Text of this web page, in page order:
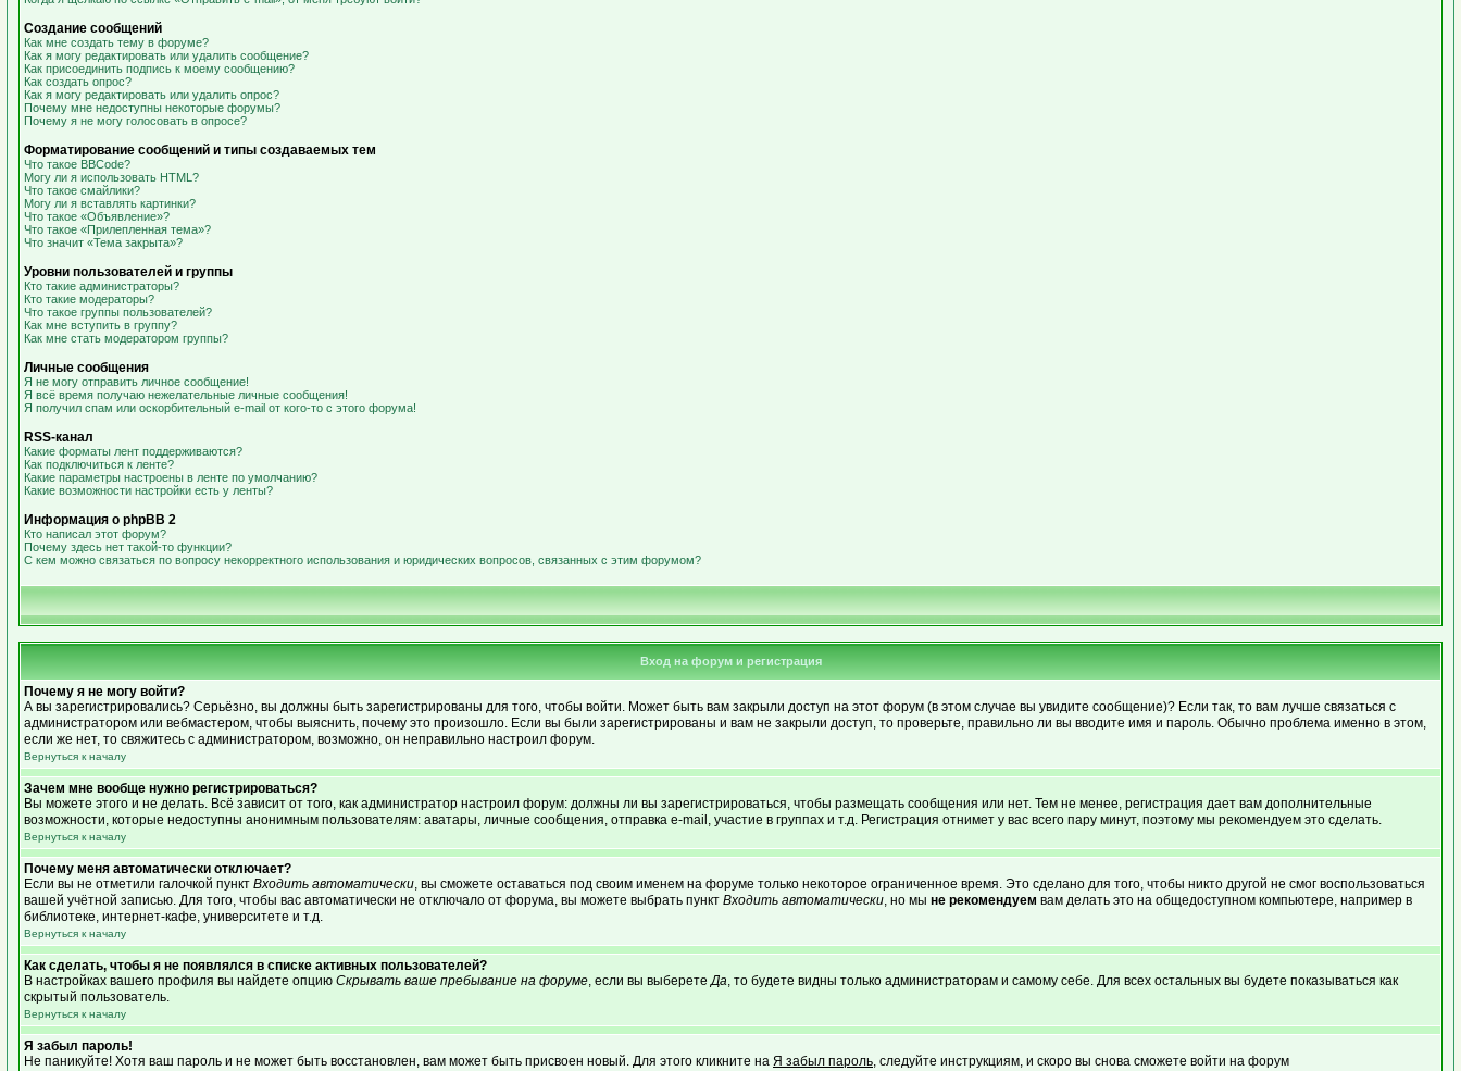
Создание сообщений
Как мне создать тему в форуме?
Как я могу редактировать или удалить сообщение?
Как присоединить подпись к моему сообщению?
Как создать опрос?
Как я могу редактировать или удалить опрос?
Почему мне недоступны некоторые форумы?
Почему я не могу голосовать в опросе?
Форматирование сообщений и типы создаваемых тем
Что такое BBCode?
Могу ли я использовать HTML?
Что такое смайлики?
Могу ли я вставлять картинки?
Что такое «Объявление»?
Что такое «Прилепленная тема»?
Что значит «Тема закрыта»?
Уровни пользователей и группы
Кто такие администраторы?
Кто такие модераторы?
Что такое группы пользователей?
Как мне вступить в группу?
Как мне стать модератором группы?
Личные сообщения
Я не могу отправить личное сообщение!
Я всё время получаю нежелательные личные сообщения!
Я получил спам или оскорбительный e-mail от кого-то с этого форума!
RSS-канал
Какие форматы лент поддерживаются?
Как подключиться к ленте?
Какие параметры настроены в ленте по умолчанию?
Какие возможности настройки есть у ленты?
Информация о phpBB 2
Кто написал этот форум?
Почему здесь нет такой-то функции?
С кем можно связаться по вопросу некорректного использования и юридических вопросов, связанных с этим форумом?
Вход на форум и регистрация
Почему я не могу войти?
А вы зарегистрировались? Серьёзно, вы должны быть зарегистрированы для того, чтобы войти. Может быть вам закрыли доступ на этот форум (в этом случае вы увидите сообщение)? Если так, то вам лучше связаться с
администратором или вебмастером, чтобы выяснить, почему это произошло. Если вы были зарегистрированы и вам не закрыли доступ, то проверьте, правильно ли вы вводите имя и пароль. Обычно проблема именно в этом,
если же нет, то свяжитесь с администратором, возможно, он неправильно настроил форум.
Вернуться к началу
Зачем мне вообще нужно регистрироваться?
Вы можете этого и не делать. Всё зависит от того, как администратор настроил форум: должны ли вы зарегистрироваться, чтобы размещать сообщения или нет. Тем не менее, регистрация дает вам дополнительные
возможности, которые недоступны анонимным пользователям: аватары, личные сообщения, отправка e-mail, участие в группах и т.д. Регистрация отнимет у вас всего пару минут, поэтому мы рекомендуем это сделать.
Вернуться к началу
Почему меня автоматически отключает?
Если вы не отметили галочкой пункт Входить автоматически, вы сможете оставаться под своим именем на форуме только некоторое ограниченное время. Это сделано для того, чтобы никто другой не смог воспользоваться
вашей учётной записью. Для того, чтобы вас автоматически не отключало от форума, вы можете выбрать пункт Входить автоматически, но мы не рекомендуем вам делать это на общедоступном компьютере, например в
библиотеке, интернет-кафе, университете и т.д.
Вернуться к началу
Как сделать, чтобы я не появлялся в списке активных пользователей?
В настройках вашего профиля вы найдете опцию Скрывать ваше пребывание на форуме, если вы выберетеДа, то будете видны только администраторам и самому себе. Для всех остальных вы будете показываться как
скрытый пользователь.
Вернуться к началу
Я забыл пароль!
Не паникуйте! Хотя ваш пароль и не может быть восстановлен, вам может быть присвоен новый. Для этого кликните на Я забыл пароль, следуйте инструкциям, и скоро вы снова сможете войти на форум